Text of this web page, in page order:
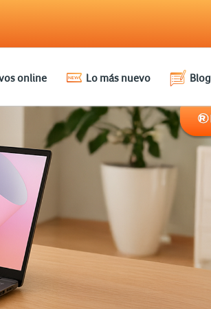
online Lo más nuevo Blog